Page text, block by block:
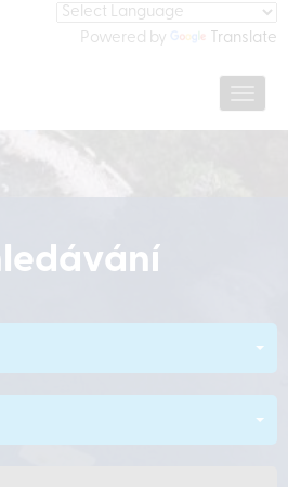
Powered by Translate